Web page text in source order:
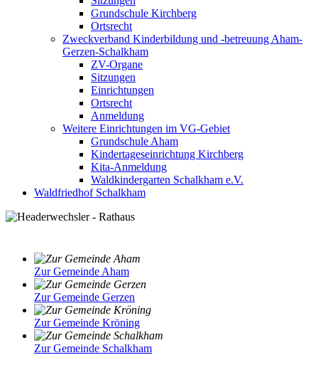
Grundschule Kirchberg
Ortsrecht
Zweckverband Kinderbildung und -betreuung Aham-
Gerzen-Schalkham
ZV-Organe
Sitzungen
Einrichtungen
Ortsrecht
Anmeldung
Weitere Einrichtungen im VG-Gebiet
Grundschule Aham
Kindertageseinrichtung Kirchberg
Kita-Anmeldung
Waldkindergarten Schalkham e.V.
Waldfriedhof Schalkham
Zur Gemeinde Aham
Zur Gemeinde Gerzen
Zur Gemeinde Kröning
Zur Gemeinde Schalkham